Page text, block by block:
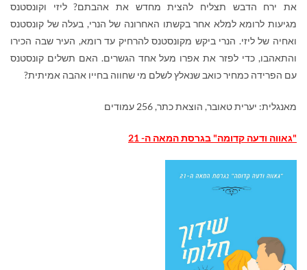
את ירח הדבש תצליח להצית מחדש את אהבתם? ליזי וקונסטנס
מגיעות לרומא למלא אחר בקשתו האחרונה של הנרי, בעלה של קונסטנס
ואחיה של ליזי. הנרי ביקש מקונסטנס להרחיק עד רומא, העיר שבה הכירו
והתאהבו, כדי לפזר את אפרו מעל אחד הגשרים. האם תשלים קונסטנס
עם הפרידה כמחיר כואב שנאלץ לשלם מי שחווה בחייו אהבה אמיתית?
מאנגלית: יערית טאובר, הוצאת כתר, 256 עמודים
"גאווה ודעה קדומה" בגרסת המאה ה- 21